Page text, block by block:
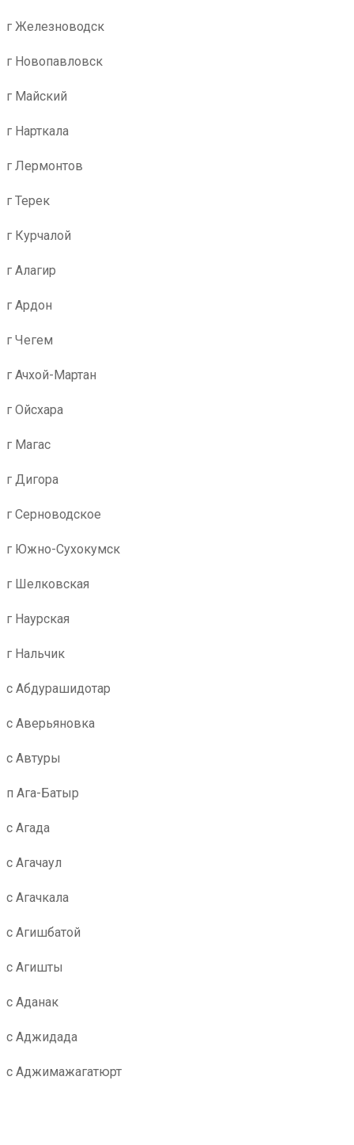
г Железноводск
г Новопавловск
г Майский
г Нарткала
г Лермонтов
г Терек
г Курчалой
г Алагир
г Ардон
г Чегем
г Ачхой-Мартан
г Ойсхара
г Магас
г Дигора
г Серноводское
г Южно-Сухокумск
г Шелковская
г Наурская
г Нальчик
с Абдурашидотар
с Аверьяновка
с Автуры
п Ага-Батыр
с Агада
с Агачаул
с Агачкала
с Агишбатой
с Агишты
с Аданак
с Аджидада
с Аджимажагатюрт